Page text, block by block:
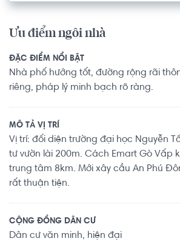
Ưu điểm ngôi nhà
ĐẶC ĐIỂM NỔI BẬT
Nhà phố hướng tốt, đường rộng rãi
riêng, pháp lý minh bạch rõ ràng.
MÔ TẢ VỊ TRÍ
Vị trí: đối diện trường đại học Nguyễn
tư vườn lài 200m. Cách Emart Gò Vấp
trung tâm 8km. Mới xây cầu An Phú
rất thuận tiện.
CỘNG ĐỒNG DÂN CƯ
Dân cư văn minh, hiện đại